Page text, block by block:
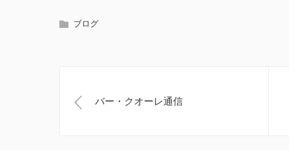
ブログ
バー・クオーレ通信